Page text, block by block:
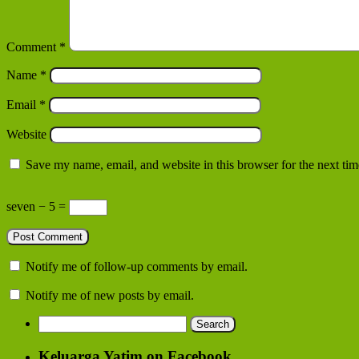
Comment *
Name *
Email *
Website
Save my name, email, and website in this browser for the next
seven − 5 =
Notify me of follow-up comments by email.
Notify me of new posts by email.
for: